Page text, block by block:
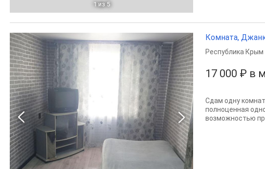
1 из 5
Комната,
17 000 ₽ в
Республика Крым
Сдам одну
полноценная
возможностью